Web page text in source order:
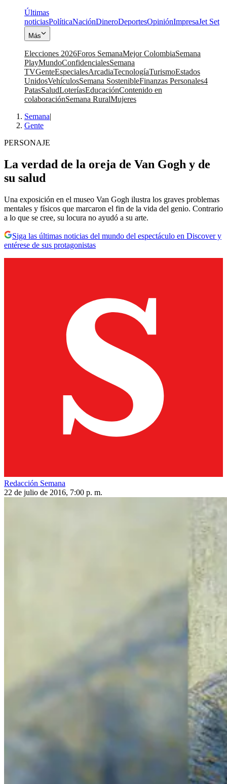
Últimas
noticiasPolíticaNaciónDineroDeportesOpiniónImpresaJet Set
Más
Elecciones 2026Foros SemanaMejor ColombiaSemana
PlayMundoConfidencialesSemana
TVGenteEspecialesArcadiaTecnologíaTurismoEstados
UnidosVehículosSemana SostenibleFinanzas Personales4
PatasSaludLoteríasEducaciónContenido en
colaboraciónSemana RuralMujeres
Semana|
Gente
PERSONAJE
La verdad de la oreja de Van Gogh y de
su salud
Una exposición en el museo Van Gogh ilustra los graves problemas
mentales y físicos que marcaron el fin de la vida del genio. Contrario
a lo que se cree, su locura no ayudó a su arte.
Siga las últimas noticias del mundo del espectáculo en Discover y
entérese de sus protagonistas
Redacción Semana
22 de julio de 2016, 7:00 p. m.